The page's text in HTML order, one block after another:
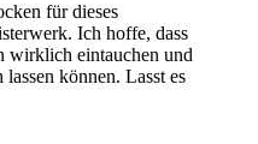
für dieses
Ich hoffe, dass
wirklich eintauchen und
können. Lasst es